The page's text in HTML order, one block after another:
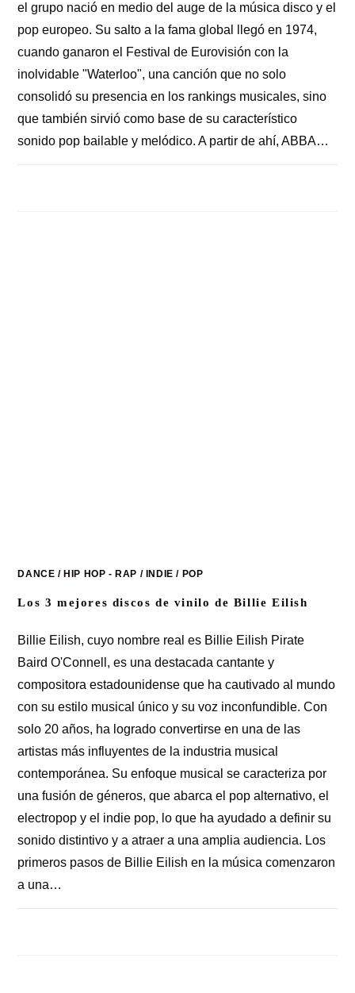
el grupo nació en medio del auge de la música disco y el
pop europeo. Su salto a la fama global llegó en 1974,
cuando ganaron el Festival de Eurovisión con la
inolvidable "Waterloo", una canción que no solo
consolidó su presencia en los rankings musicales, sino
que también sirvió como base de su característico
sonido pop bailable y melódico. A partir de ahí, ABBA…
DANCE /HIP HOP - RAP / INDIE / POP
Los 3 mejores discos de vinilo de Billie Eilish
Billie Eilish, cuyo nombre real es Billie Eilish Pirate
Baird O'Connell, es una destacada cantante y
compositora estadounidense que ha cautivado al mundo
con su estilo musical único y su voz inconfundible. Con
solo 20 años, ha logrado convertirse en una de las
artistas más influyentes de la industria musical
contemporánea. Su enfoque musical se caracteriza por
una fusión de géneros, que abarca el pop alternativo, el
electropop y el indie pop, lo que ha ayudado a definir su
sonido distintivo y a atraer a una amplia audiencia. Los
primeros pasos de Billie Eilish en la música comenzaron
a una…